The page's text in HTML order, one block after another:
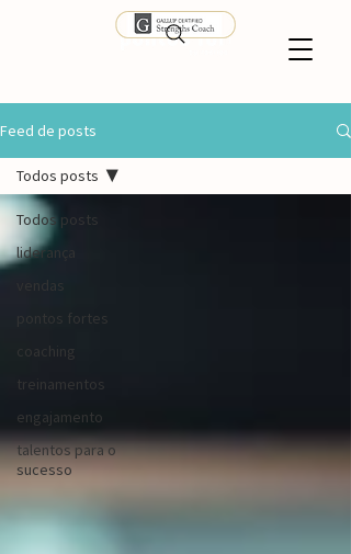
Feed de posts
Todos posts
liderança
vendas
pontos fortes
coaching
treinamentos
engajamento
talentos para o
sucesso
Todos posts